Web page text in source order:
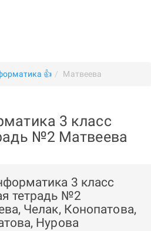
👍 Матвеева
3 класс
№2 Матвеева
3 класс
тетрадь №2
Челак, Конопатова,
Нурова